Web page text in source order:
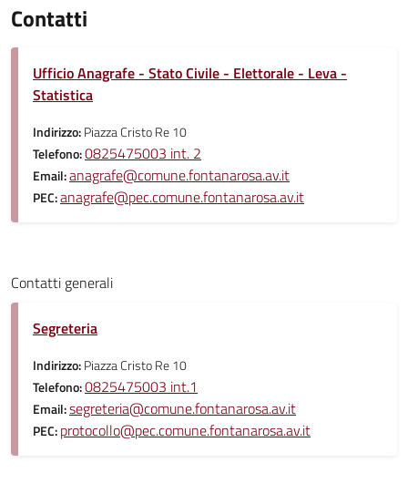
Contatti
Ufficio Anagrafe - Stato Civile - Elettorale - Leva -
Statistica
Indirizzo:Piazza Cristo Re 10
Telefono:0825475003 int. 2
Email:anagrafe@comune.fontanarosa.av.it
PEC:anagrafe@pec.comune.fontanarosa.av.it
Contatti generali
Segreteria
Indirizzo:Piazza Cristo Re 10
Telefono:0825475003 int.1
Email:segreteria@comune.fontanarosa.av.it
PEC:protocollo@pec.comune.fontanarosa.av.it